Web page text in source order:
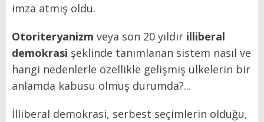
imza atmış oldu.
Otoriteryanizm veya son 20 yıldır illiberal
demokrasi şeklinde tanımlanan sistem nasıl ve
hangi nedenlerle özellikle gelişmiş ülkelerin bir
anlamda kabusu olmuş durumda?...
İlliberal demokrasi, serbest seçimlerin olduğu,